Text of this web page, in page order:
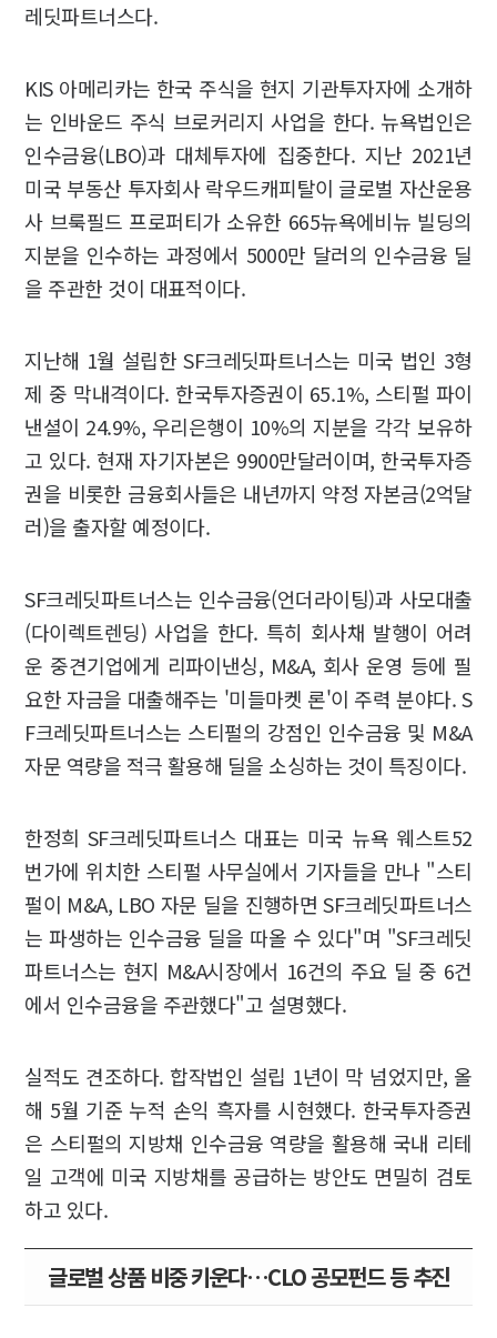
레딧파트너스다.
KIS 아메리카는 한국 주식을 현지 기관투자자에 소개하
는 인바운드 주식 브로커리지 사업을 한다. 뉴욕법인은
인수금융(LBO)과 대체투자에 집중한다. 지난 2021년
미국 부동산 투자회사 락우드캐피탈이 글로벌 자산운용
사 브룩필드 프로퍼티가 소유한 665뉴욕에비뉴 빌딩의
지분을 인수하는 과정에서 5000만 달러의 인수금융 딜
을 주관한 것이 대표적이다.
지난해 1월 설립한 SF크레딧파트너스는 미국 법인 3형
제 중 막내격이다. 한국투자증권이 65.1%, 스티펄 파이
낸셜이 24.9%, 우리은행이 10%의 지분을 각각 보유하
고 있다. 현재 자기자본은 9900만달러이며, 한국투자증
권을 비롯한 금융회사들은 내년까지 약정 자본금(2억달
러)을 출자할 예정이다.
SF크레딧파트너스는 인수금융(언더라이팅)과 사모대출
(다이렉트렌딩) 사업을 한다. 특히 회사채 발행이 어려
운 중견기업에게 리파이낸싱, M&A, 회사 운영 등에 필
요한 자금을 대출해주는 '미들마켓 론'이 주력 분야다. S
F크레딧파트너스는 스티펄의 강점인 인수금융 및 M&A
자문 역량을 적극 활용해 딜을 소싱하는 것이 특징이다.
한정희 SF크레딧파트너스 대표는 미국 뉴욕 웨스트52
번가에 위치한 스티펄 사무실에서 기자들을 만나 "스티
펄이 M&A, LBO 자문 딜을 진행하면 SF크레딧파트너스
는 파생하는 인수금융 딜을 따올 수 있다"며 "SF크레딧
파트너스는 현지 M&A시장에서 16건의 주요 딜 중 6건
에서 인수금융을 주관했다"고 설명했다.
실적도 견조하다. 합작법인 설립 1년이 막 넘었지만, 올
해 5월 기준 누적 손익 흑자를 시현했다. 한국투자증권
은 스티펄의 지방채 인수금융 역량을 활용해 국내 리테
일 고객에 미국 지방채를 공급하는 방안도 면밀히 검토
하고 있다.
글로벌 상품 비중 키운다…CLO 공모펀드 등 추진